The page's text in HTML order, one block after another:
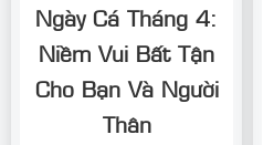
Ngày Cá Tháng 4:
Niềm Vui Bất Tận
Cho Bạn Và Người
Thân